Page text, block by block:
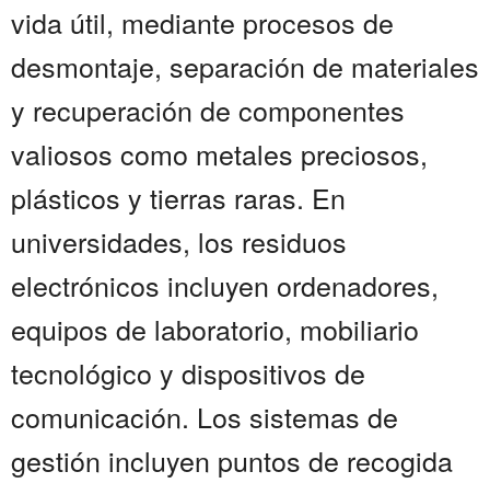
vida útil, mediante procesos de
desmontaje, separación de materiales
y recuperación de componentes
valiosos como metales preciosos,
plásticos y tierras raras. En
universidades, los residuos
electrónicos incluyen ordenadores,
equipos de laboratorio, mobiliario
tecnológico y dispositivos de
comunicación. Los sistemas de
gestión incluyen puntos de recogida